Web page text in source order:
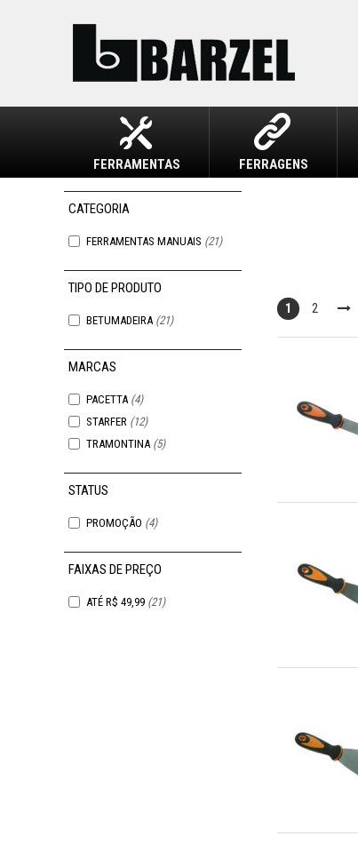
FERRAMENTAS FERRAGENS
FERRAMENTAS MANUAIS (21)
BETUMADEIRA (21)
PACETTA (4)
STARFER (12)
TRAMONTINA (5)
STATUS
PROMOÇÃO (4)
FAIXAS DE PREÇO
ATÉ R$ 49,99 (21)
1 2